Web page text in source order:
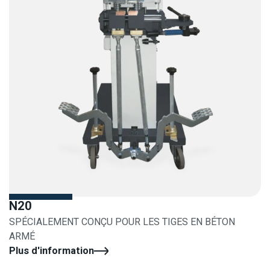
N20
SPÉCIALEMENT CONÇU POUR LES TIGES EN BÉTON
ARMÉ
Plus d'information